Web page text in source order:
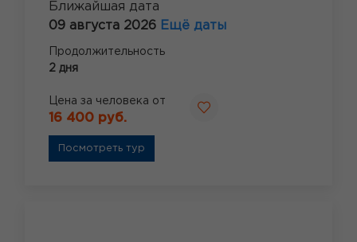
Ближайшая дата
09 августа 2026 Ещё даты
Продолжительность
2 дня
Цена за человека от
16 400 руб.
Посмотреть тур